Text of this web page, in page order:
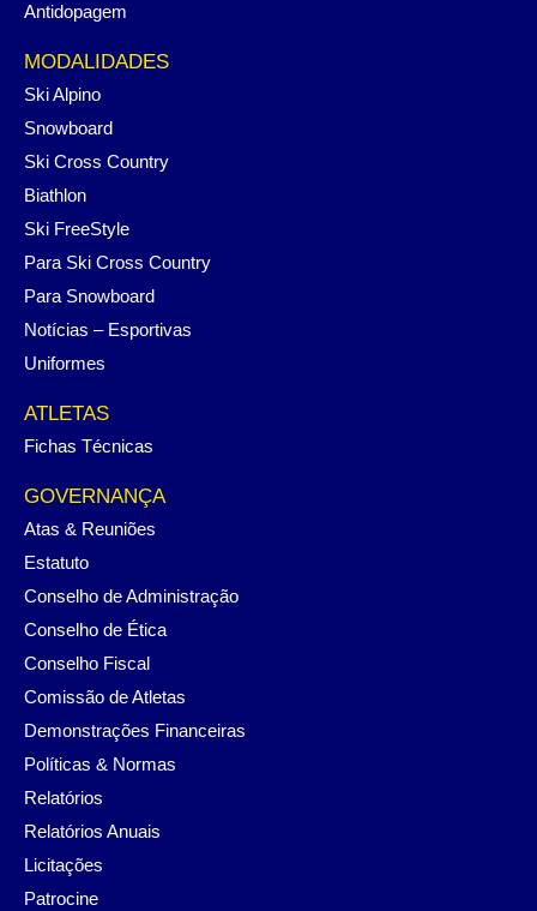
Antidopagem
MODALIDADES
Ski Alpino
Snowboard
Ski Cross Country
Biathlon
Ski FreeStyle
Para Ski Cross Country
Para Snowboard
Notícias – Esportivas
Uniformes
ATLETAS
Fichas Técnicas
GOVERNANÇA
Atas & Reuniões
Estatuto
Conselho de Administração
Conselho de Ética
Conselho Fiscal
Comissão de Atletas
Demonstrações Financeiras
Políticas & Normas
Relatórios
Relatórios Anuais
Licitações
Patrocine